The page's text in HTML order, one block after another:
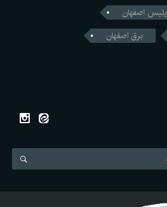
پلیس اصفهان
برق اصفهان